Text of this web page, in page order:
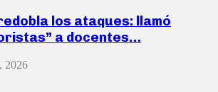
los ataques: llamó
a docentes…
2026